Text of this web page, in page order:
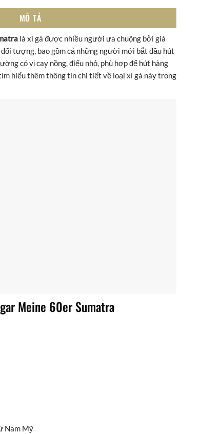
MÔ TẢ
là xì gà được nhiều người ưa chuộng bởi giá
tượng, bao gồm cả những người mới bắt đầu hút
có vị cay nồng, điếu nhỏ, phù hợp để hút hàng
hiểu thêm thông tin chi tiết về loại xì gà này trong
Meine 60er Sumatra
Nam Mỹ